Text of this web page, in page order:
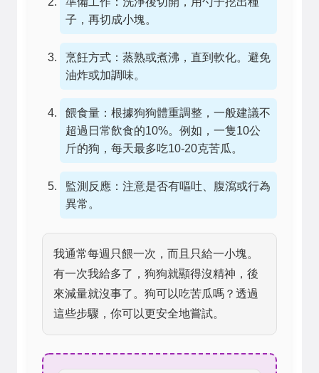
子，再切成小塊。
烹飪方式：蒸熟或煮沸，直到軟化。避免
油炸或加調味。
餵食量：根據狗狗體重調整，一般建議不
超過日常飲食的10%。例如，一隻10公
斤的狗，每天最多吃10-20克苦瓜。
監測反應：注意是否有嘔吐、腹瀉或行為
異常。
我通常每週只餵一次，而且只給一小塊。
有一次我給多了，狗狗就顯得沒精神，後
來減量就沒事了。狗可以吃苦瓜嗎？透過
這些步驟，你可以更安全地嘗試。